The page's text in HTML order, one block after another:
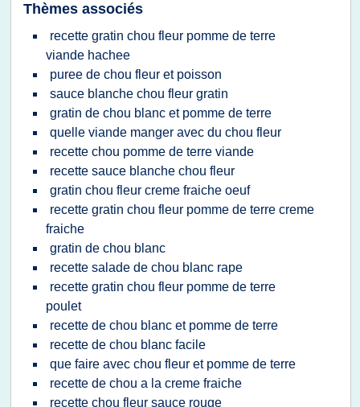
Thèmes associés
recette gratin chou fleur pomme de terre
viande hachee
puree de chou fleur et poisson
sauce blanche chou fleur gratin
gratin de chou blanc et pomme de terre
quelle viande manger avec du chou fleur
recette chou pomme de terre viande
recette sauce blanche chou fleur
gratin chou fleur creme fraiche oeuf
recette gratin chou fleur pomme de terre creme
fraiche
gratin de chou blanc
recette salade de chou blanc rape
recette gratin chou fleur pomme de terre
poulet
recette de chou blanc et pomme de terre
recette de chou blanc facile
que faire avec chou fleur et pomme de terre
recette de chou a la creme fraiche
recette chou fleur sauce rouge